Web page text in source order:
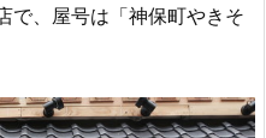
で、屋号は「神保町やきそ